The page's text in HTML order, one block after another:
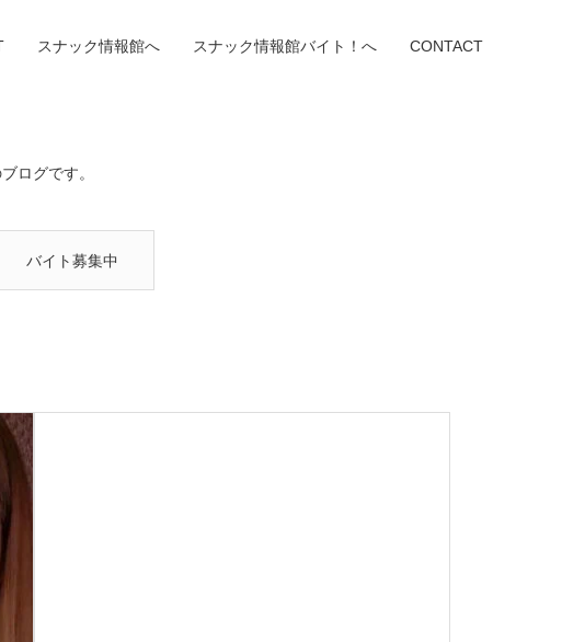
ログです。
バイト募集中
スナック情報館へ スナック情報館バイト！へ CONTACT